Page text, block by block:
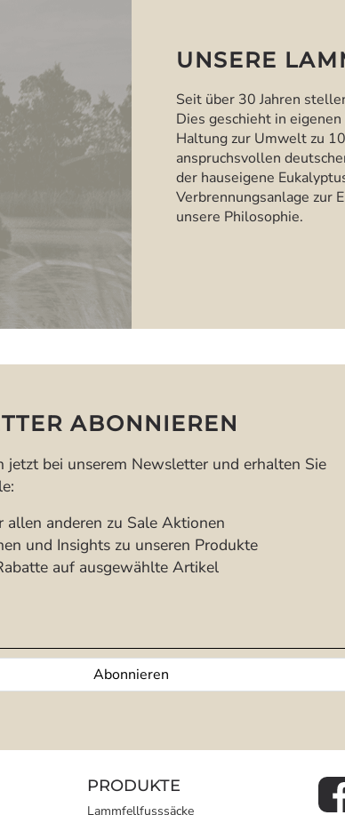
UNSERE
Seit über 30 Jahren
Dies geschieht in
Haltung zur Umwelt zu
anspruchsvollen
der hauseigene
Verbrennungsanlage zur
unsere Philosophie.
ABONNIEREN
jetzt bei unserem Newsletter und erhalten Sie
anderen zu Sale Aktionen
und Insights zu unseren Produkte
auf ausgewählte Artikel
Abonnieren
PRODUKTE
Lammfellfusssäcke